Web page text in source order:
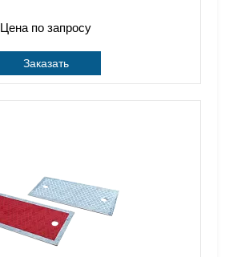
Цена по запросу
Заказать